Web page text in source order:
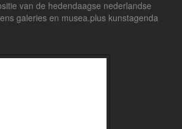
van de hedendaagse nederlandse
galeries en musea.plus kunstagenda